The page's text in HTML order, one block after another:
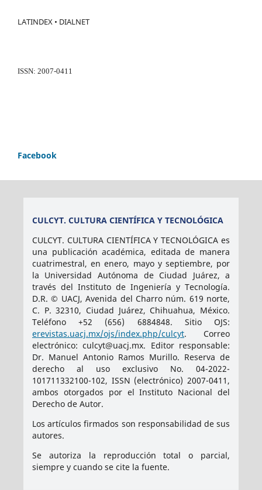
LATINDEX • DIALNET
ISSN: 2007-0411
Facebook
CULCYT. CULTURA CIENTÍFICA Y TECNOLÓGICA
CULCYT. CULTURA CIENTÍFICA Y TECNOLÓGICA es
una publicación académica, editada de manera
cuatrimestral, en enero, mayo y septiembre, por
la Universidad Autónoma de Ciudad Juárez, a
través del Instituto de Ingeniería y Tecnología.
D.R. © UACJ, Avenida del Charro núm. 619 norte,
C. P. 32310, Ciudad Juárez, Chihuahua, México.
Teléfono +52 (656) 6884848. Sitio OJS:
erevistas.uacj.mx/ojs/index.php/culcyt. Correo
electrónico: culcyt@uacj.mx. Editor responsable:
Dr. Manuel Antonio Ramos Murillo. Reserva de
derecho al uso exclusivo No. 04-2022-
101711332100-102, ISSN (electrónico) 2007-0411,
ambos otorgados por el Instituto Nacional del
Derecho de Autor.
Los artículos firmados son responsabilidad de sus
autores.
Se autoriza la reproducción total o parcial,
siempre y cuando se cite la fuente.